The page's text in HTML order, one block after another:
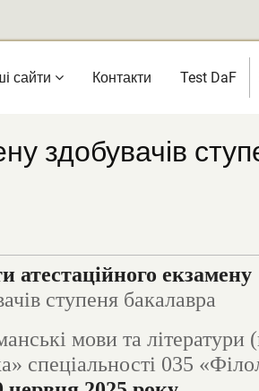
сайти Контакти Test DaF
здобувачів
атестаційного екзамену
ступеня бакалавра
мови та літератури
спеціальності 035